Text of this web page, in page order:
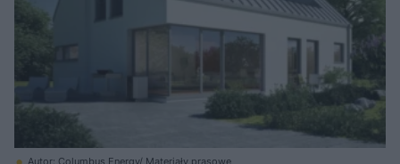
Autor: Columbus Energy/ Materiały prasowe